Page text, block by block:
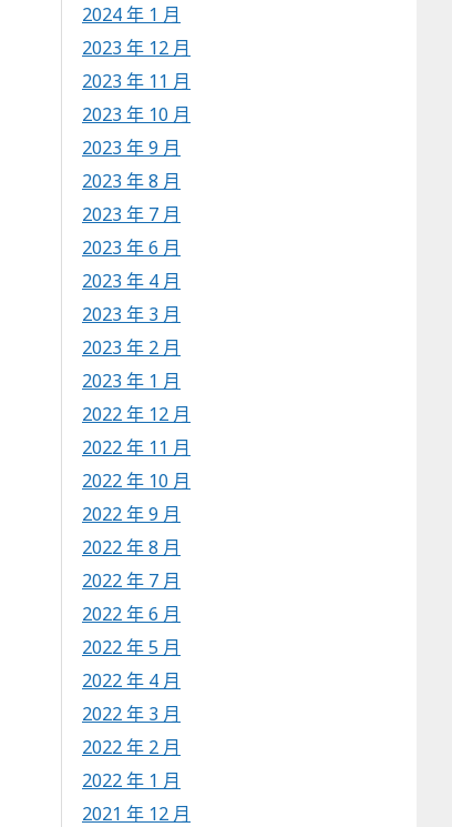
2024 年 1 月
2023 年 12 月
2023 年 11 月
2023 年 10 月
2023 年 9 月
2023 年 8 月
2023 年 7 月
2023 年 6 月
2023 年 4 月
2023 年 3 月
2023 年 2 月
2023 年 1 月
2022 年 12 月
2022 年 11 月
2022 年 10 月
2022 年 9 月
2022 年 8 月
2022 年 7 月
2022 年 6 月
2022 年 5 月
2022 年 4 月
2022 年 3 月
2022 年 2 月
2022 年 1 月
2021 年 12 月